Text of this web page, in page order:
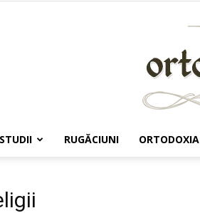
RUGĂCIUNI ORTODOXIA